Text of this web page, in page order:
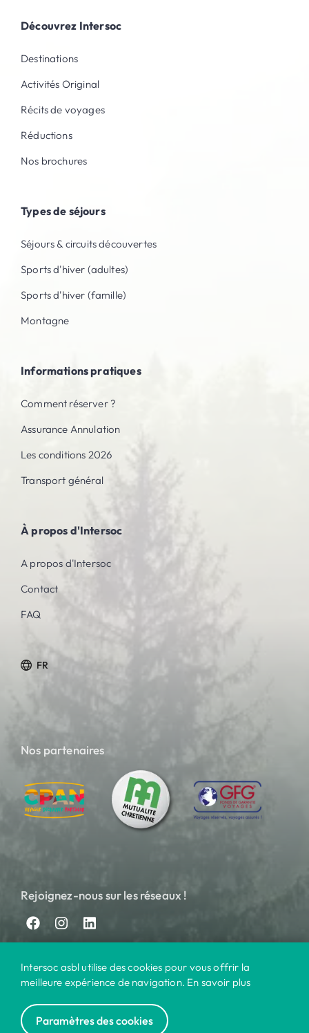
Découvrez Intersoc
Destinations
Activités Original
Récits de voyages
Réductions
Nos brochures
Types de séjours
Séjours & circuits découvertes
Sports d'hiver (adultes)
Sports d'hiver (famille)
Montagne
Informations pratiques
Comment réserver ?
Assurance Annulation
Les conditions 2026
Transport général
À propos d'Intersoc
A propos d'Intersoc
Contact
FAQ
FR
Nos partenaires
Rejoignez-nous sur les réseaux !
© 2024 Intersoc
Intersoc asbl utilise des cookies pour vous offrir la
meilleure expérience de navigation. En savoir plus
Paramètres des cookies